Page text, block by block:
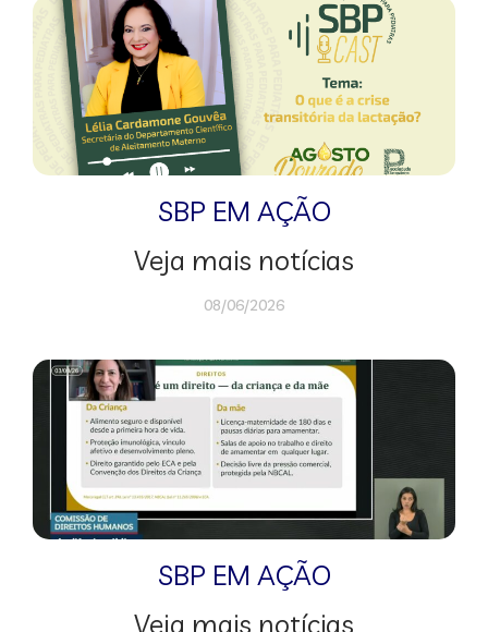
SBP EM AÇÃO
Veja mais notícias
08/06/2026
SBP EM AÇÃO
Veja mais notícias